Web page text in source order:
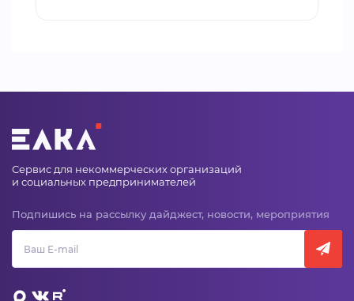
Сервис для некоммерческих организаций
и социальных предпринимателей
Подпишись на рассылку дайджест, новости, мероприятия